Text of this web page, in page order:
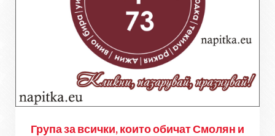
Група за всички, които обичат Смолян и